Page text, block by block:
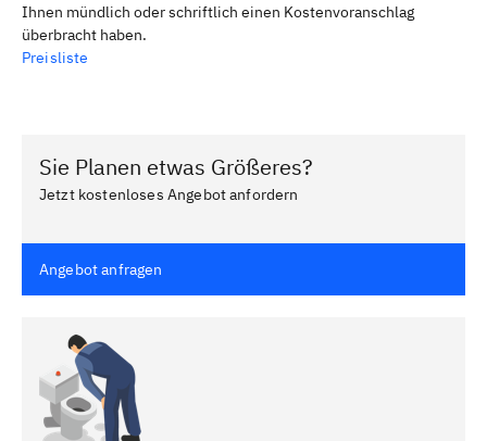
Ihnen mündlich oder schriftlich einen Kostenvoranschlag
überbracht haben.
Preisliste
Sie Planen etwas Größeres?
Jetzt kostenloses Angebot anfordern
Angebot anfragen